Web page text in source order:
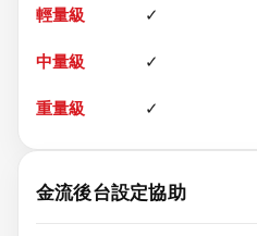
✓
✓
✓
金流後台設定協助